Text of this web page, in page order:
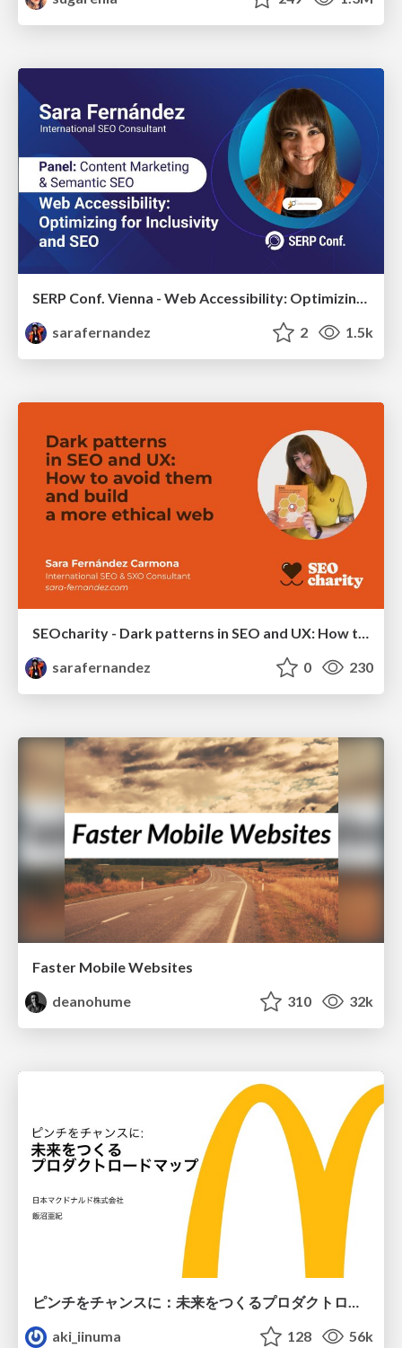
SERP Conf. Vienna - Web Accessibility: Optimizing for Inclusivity and SEO
sarafernandez
2 1.5k
SEOcharity - Dark patterns in SEO and UX: How to avoid them and build a more ethical web
sarafernandez
0 230
Faster Mobile Websites
deanohume
310 32k
aki_iinuma
128 56k